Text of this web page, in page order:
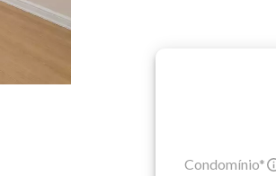
Condomínio*